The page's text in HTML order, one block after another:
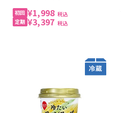
¥1,998 税込
¥3,397 税込